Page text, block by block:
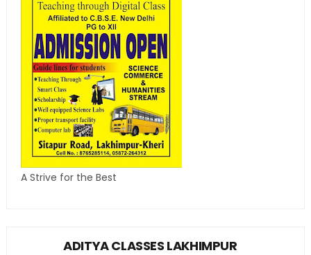
A Strive for the Best
ADITYA CLASSES LAKHIMPUR